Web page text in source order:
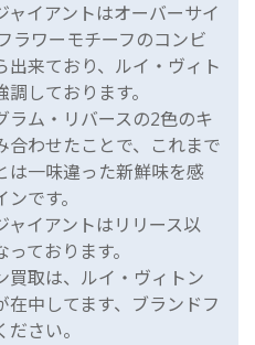
ャイアントはオーバーサイ
ラワーモチーフのコンビ
出来ており、ルイ・ヴィト
しております。
ラム・リバースの2色のキ
合わせたことで、これまで
は一味違った新鮮味を感
です。
ャイアントはリリース以
ております。
買取は、ルイ・ヴィトン
在中してます、ブランドフ
さい。